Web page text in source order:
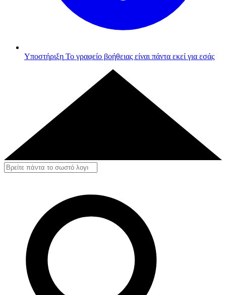
Υποστήριξη Το γραφείο βοήθειας είναι πάντα εκεί για εσάς